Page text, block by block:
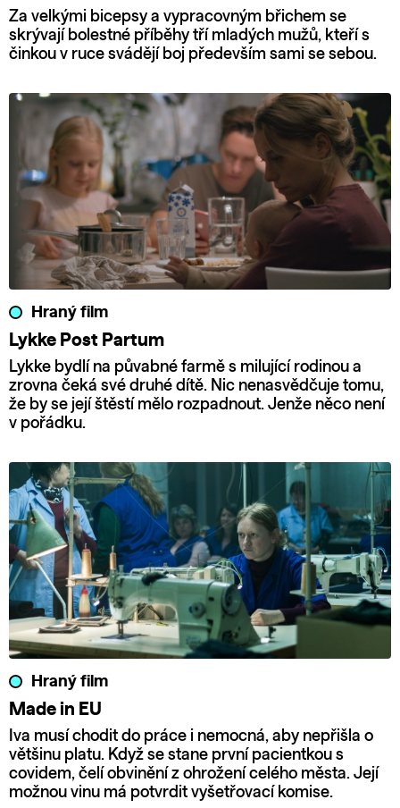
Za velkými bicepsy a vypracovným břichem se
skrývají bolestné příběhy tří mladých mužů, kteří s
činkou v ruce svádějí boj především sami se sebou.
Hraný film
Lykke Post Partum
Lykke bydlí na půvabné farmě s milující rodinou a
zrovna čeká své druhé dítě. Nic nenasvědčuje tomu,
že by se její štěstí mělo rozpadnout. Jenže něco není
v pořádku.
Hraný film
Made in EU
Iva musí chodit do práce i nemocná, aby nepřišla o
většinu platu. Když se stane první pacientkou s
covidem, čelí obvinění z ohrožení celého města. Její
možnou vinu má potvrdit vyšetřovací komise.